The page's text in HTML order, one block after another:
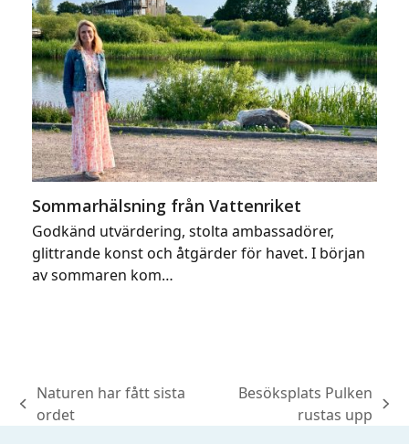
Sommarhälsning från Vattenriket
Godkänd utvärdering, stolta ambassadörer,
glittrande konst och åtgärder för havet. I början
av sommaren kom…
previous
Naturen har fått sista
ordet
Besöksplats Pulken
rustas upp